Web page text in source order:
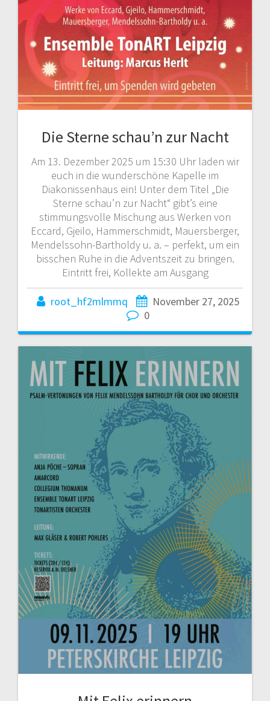
Die Sterne schau’n zur Nacht
Am 13. Dezember 2025 um 15:30 Uhr laden wir
euch in die wunderschöne Kapelle im
Diakonissenhaus ein! Unter dem Titel „Die
Sterne schau’n zur Nacht“ gibt’s eine
stimmungsvolle Mischung aus Werken von
Eccard, Gjeilo, Hammerschmidt, Mauersberger,
Mendelssohn-Bartholdy u. a. – perfekt, um ein
bisschen Ruhe in die Adventszeit zu bringen.
Eintritt frei, Kollekte am Ausgang
root_hf2mlmmq
November 27, 2025
0